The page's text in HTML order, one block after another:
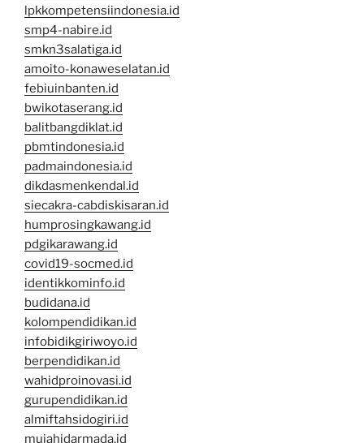
lpkkompetensiindonesia.id
smp4-nabire.id
smkn3salatiga.id
amoito-konaweselatan.id
febiuinbanten.id
bwikotaserang.id
balitbangdiklat.id
pbmtindonesia.id
padmaindonesia.id
dikdasmenkendal.id
siecakra-cabdiskisaran.id
humprosingkawang.id
pdgikarawang.id
covid19-socmed.id
identikkominfo.id
budidana.id
kolompendidikan.id
infobidikgiriwoyo.id
berpendidikan.id
wahidproinovasi.id
gurupendidikan.id
almiftahsidogiri.id
mujahidarmada.id